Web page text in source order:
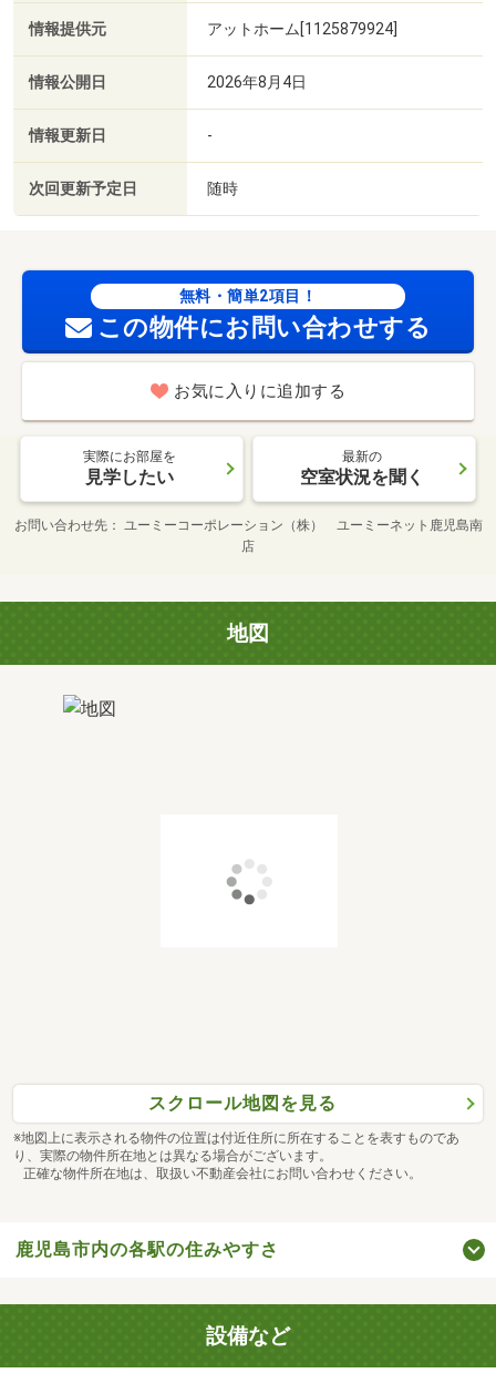
情報提供元 アットホーム[1125879924]
情報公開日 2026年8月4日
情報更新日 -
次回更新予定日 随時
無料・簡単2項目！
この物件にお問い合わせする
お気に入りに追加する
実際にお部屋を
見学したい
最新の
空室状況を聞く
お問い合わせ先
ユーミーコーポレーション（株） ユーミーネット鹿児島南
店
地図
スクロール地図を見る
※地図上に表示される物件の位置は付近住所に所在することを表すものであ
り、実際の物件所在地とは異なる場合がございます。
正確な物件所在地は、取扱い不動産会社にお問い合わせください。
鹿児島市内の各駅の住みやすさ
設備など